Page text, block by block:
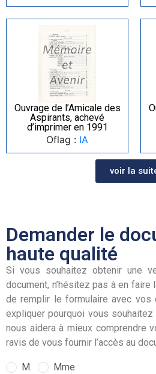
Ouvrage de l’Amicale des
Aspirants, achevé
d’imprimer en 1991
Oflag : IA
voir la
Demander le
haute qualité
Si vous souhaitez obtenir une
document, n’hésitez pas à en
de remplir le formulaire avec vos
expliquer pourquoi vous
nous aidera à mieux comprendre
ravis de vous fournir l’accès au
M.
Mme